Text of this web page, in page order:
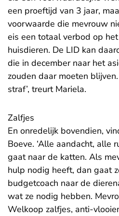
een proeftijd van 3 jaar,
voorwaarde die mevrouw
eis een totaal verbod op
huisdieren. De LID kan
die in december naar het
zouden daar moeten
straf’, treurt Mariela.
Zalfjes
En onredelijk bovendien,
Boeve. ‘Alle aandacht, alle
gaat naar de katten. Als
hulp nodig heeft, dan gaat
budgetcoach naar de
wat ze nodig hebben.
Welkoop zalfjes, anti-